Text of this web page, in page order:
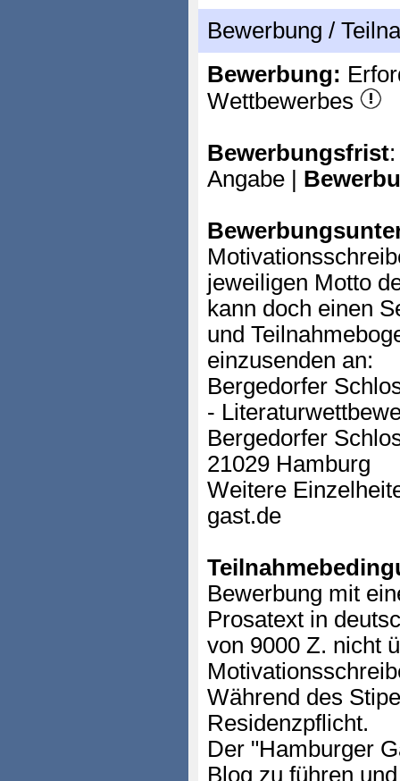
Bewerbung /
Bewerbung:
Wettbewerbes
Bewerbungsfrist
Angabe |
jeweiligen Motto
kann doch einen
und
einzusenden an:
Bergedorfer
-
Bergedorfer
21029 Hamburg
Weitere
gast.de
Bewerbung mit
Prosatext in
von 9000 Z. nicht
Während des
Residenzpflicht.
Der "Hamburger
Blog zu führen